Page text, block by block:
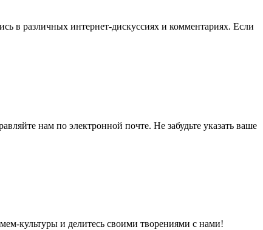
в различных интернет-дискуссиях и комментариях. Если
нам по электронной почте. Не забудьте указать ваше
культуры и делитесь своими творениями с нами!